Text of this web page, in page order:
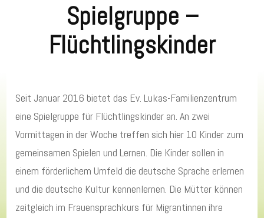
Spielgruppe –
Flüchtlingskinder
Seit Januar 2016 bietet das Ev. Lukas-Familienzentrum
eine Spielgruppe für Flüchtlingskinder an. An zwei
Vormittagen in der Woche treffen sich hier 10 Kinder zum
gemeinsamen Spielen und Lernen. Die Kinder sollen in
einem förderlichem Umfeld die deutsche Sprache erlernen
und die deutsche Kultur kennenlernen. Die Mütter können
zeitgleich im Frauensprachkurs für Migrantinnen ihre